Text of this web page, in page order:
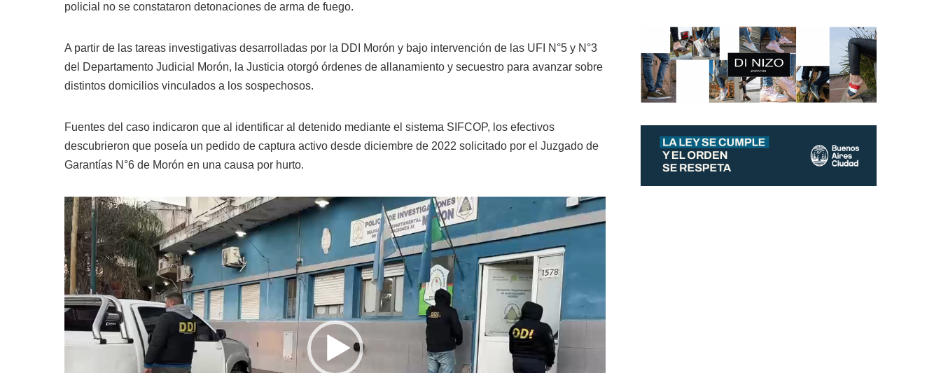
policial no se constataron detonaciones de arma de fuego.
A partir de las tareas investigativas desarrolladas por la DDI Morón y bajo intervención de las UFI N°5 y N°3
del Departamento Judicial Morón, la Justicia otorgó órdenes de allanamiento y secuestro para avanzar sobre
distintos domicilios vinculados a los sospechosos.
Fuentes del caso indicaron que al identificar al detenido mediante el sistema SIFCOP, los efectivos
descubrieron que poseía un pedido de captura activo desde diciembre de 2022 solicitado por el Juzgado de
Garantías N°6 de Morón en una causa por hurto.
Reproductor
de
video